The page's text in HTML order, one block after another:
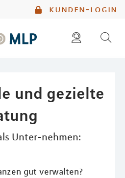
kunden-login
und gezielte
Unter-nehmen:
gut verwalten?